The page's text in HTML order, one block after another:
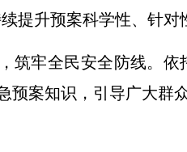
提升预案科学性、针对
筑牢全民安全防线。
预案知识，引导广大群